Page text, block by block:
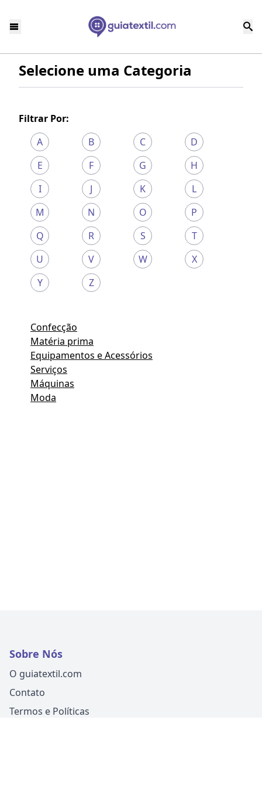
Selecione uma Categoria
Filtrar Por:
A
B C
D
E
F G
H
I
J K
L
M
N O
P
Q
R S
T
U
V W
X
Y
Z
Confecção
Matéria prima
Equipamentos e Acessórios
Serviços
Máquinas
Moda
Sobre Nós
O guiatextil.com
Contato
Termos e Políticas